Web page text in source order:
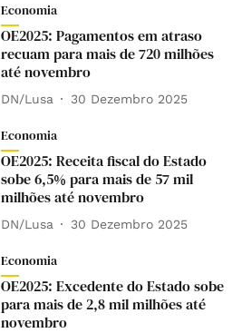
Economia
OE2025: Pagamentos em atraso
recuam para mais de 720 milhões
até novembro
DN/Lusa 30 Dezembro 2025
Economia
OE2025: Receita fiscal do Estado
sobe 6,5% para mais de 57 mil
milhões até novembro
DN/Lusa 30 Dezembro 2025
Economia
OE2025: Excedente do Estado sobe
para mais de 2,8 mil milhões até
novembro